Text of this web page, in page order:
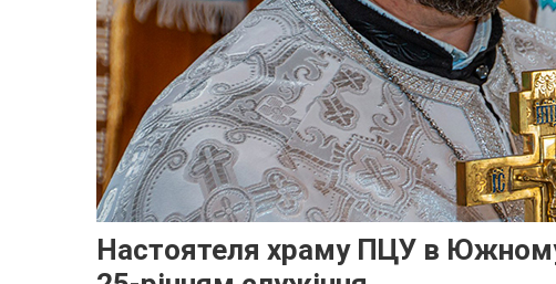
Настоятеля храму ПЦУ в